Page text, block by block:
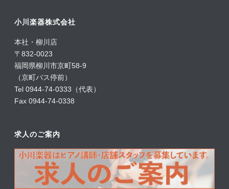
小川楽器株式会社
本社・柳川店
〒832-0023
福岡県柳川市京町58-9
（京町バス停前）
Tel 0944-74-0333（代表）
Fax 0944-74-0338
求人のご案内